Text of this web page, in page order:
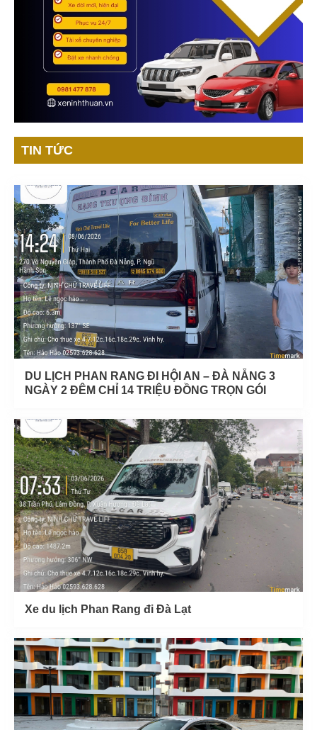
TIN TỨC
DU LỊCH PHAN RANG ĐI HỘI AN – ĐÀ NẴNG 3
NGÀY 2 ĐÊM CHỈ 14 TRIỆU ĐỒNG TRỌN GÓI
Xe du lịch Phan Rang đi Đà Lạt